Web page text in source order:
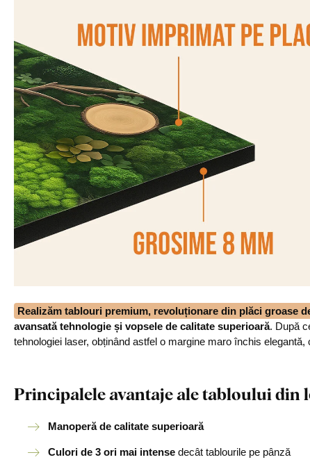
Realizăm tablouri premium, revoluționare din plăci groase
avansată tehnologie și vopsele de calitate superioară. După
tehnologiei laser, obținând astfel o margine maro închis
Principalele avantaje ale tabloului din
Manoperă de calitate superioară
Culori de 3 ori mai intense decât tablourile pe pânză